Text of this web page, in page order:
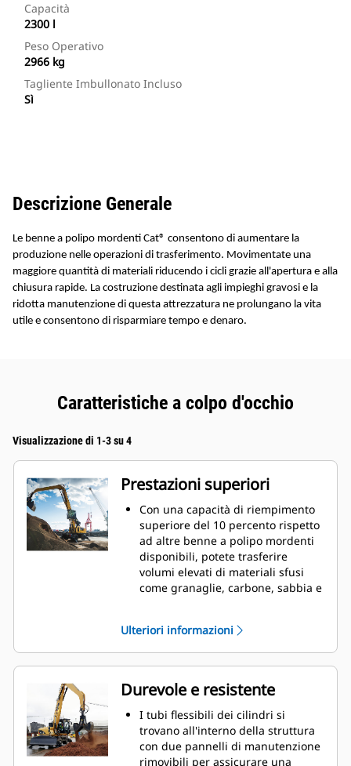
Capacità
2300 l
Peso Operativo
2966 kg
Tagliente Imbullonato Incluso
Sì
Descrizione Generale
Le benne a polipo mordenti Cat® consentono di aumentare la
produzione nelle operazioni di trasferimento. Movimentate una
maggiore quantità di materiali riducendo i cicli grazie all'apertura e alla
chiusura rapide. La costruzione destinata agli impieghi gravosi e la
ridotta manutenzione di questa attrezzatura ne prolungano la vita
utile e consentono di risparmiare tempo e denaro.
Caratteristiche a colpo d'occhio
Visualizzazione di 1-3 su 4
Prestazioni superiori
Con una capacità di riempimento
superiore del 10 percento rispetto
ad altre benne a polipo mordenti
disponibili, potete trasferire
volumi elevati di materiali sfusi
come granaglie, carbone, sabbia e
produzione con l'ampia apertura
delle valve per il materiale sfuso.
L'elevata forza di chiusura delle
valve della benna, unita
all'apertura e alla chiusura rapide,
consente di ottenere cicli più brevi
e di rimanere concentrati sul
lavoro per spostare un maggior
numero di tonnellate all'ora.
Ulteriori informazioni
Durevole e resistente
I tubi flessibili dei cilindri si
trovano all'interno della struttura
con due pannelli di manutenzione
rimovibili per assicurare una